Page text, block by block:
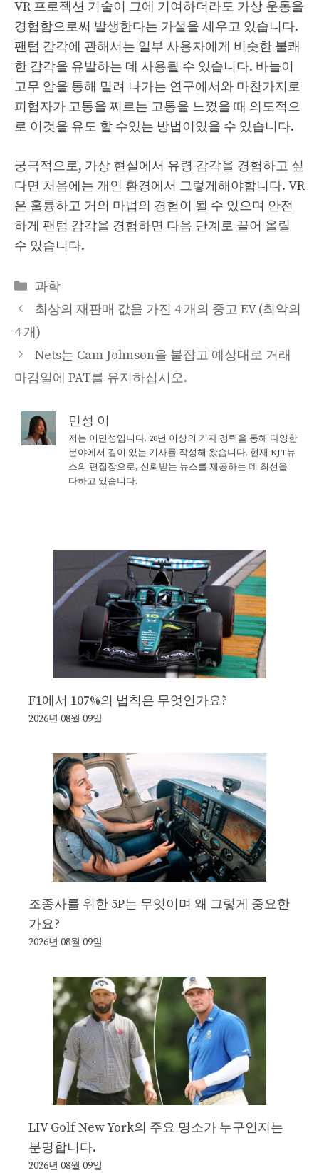
VR 프로젝션 기술이 그에 기여하더라도 가상 운동을
경험함으로써 발생한다는 가설을 세우고 있습니다.
팬텀 감각에 관해서는 일부 사용자에게 비슷한 불쾌
한 감각을 유발하는 데 사용될 수 있습니다. 바늘이
고무 암을 통해 밀려 나가는 연구에서와 마찬가지로
피험자가 고통을 찌르는 고통을 느꼈을 때 의도적으
로 이것을 유도 할 수있는 방법이있을 수 있습니다.
궁극적으로, 가상 현실에서 유령 감각을 경험하고 싶
다면 처음에는 개인 환경에서 그렇게해야합니다. VR
은 훌륭하고 거의 마법의 경험이 될 수 있으며 안전
하게 팬텀 감각을 경험하면 다음 단계로 끌어 올릴
수 있습니다.
Categories
과학
최상의 재판매 값을 가진 4 개의 중고 EV (최악의
4 개)
Nets는 Cam Johnson을 붙잡고 예상대로 거래
마감일에 PAT를 유지하십시오.
민성 이
저는 이민성입니다. 20년 이상의 기자 경력을 통해 다양한
분야에서 깊이 있는 기사를 작성해 왔습니다. 현재 KJT뉴
스의 편집장으로, 신뢰받는 뉴스를 제공하는 데 최선을
다하고 있습니다.
F1에서 107%의 법칙은 무엇인가요?
2026년 08월 09일
조종사를 위한 5P는 무엇이며 왜 그렇게 중요한
가요?
2026년 08월 09일
LIV Golf New York의 주요 명소가 누구인지는
분명합니다.
2026년 08월 09일